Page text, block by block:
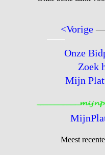
<Vorige
Onze
Zoek
Mijn
Meest